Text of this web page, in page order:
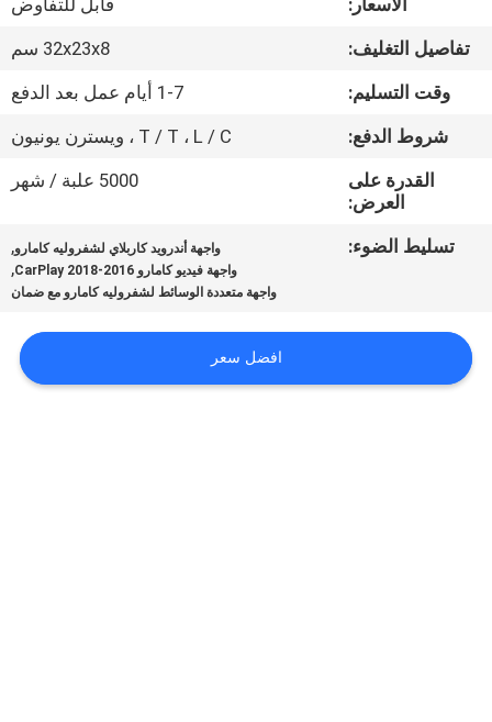
جولة
في
المعمل
مراقبة
أخبار
الأسعار:
قابل للتفاوض
تفاصيل التغليف:
32x23x8 سم
وقت التسليم:
1-7 أيام عمل بعد الدفع
شروط الدفع:
T / T ، L / C ، ويسترن يونيون
القدرة على
العرض:
5000 علبة / شهر
تسليط الضوء: واجهة أندرويد كاربلاي لشفروليه كامارو,
واجهة فيديو كامارو 2016-2018 CarPlay ,
واجهة متعددة الوسائط لشفروليه كامارو مع ضمان
افضل سعر